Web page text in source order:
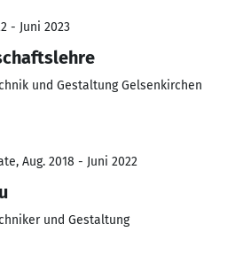
- Juni 2023
und Gestaltung Gelsenkirchen
Aug. 2018 - Juni 2022
und Gestaltung